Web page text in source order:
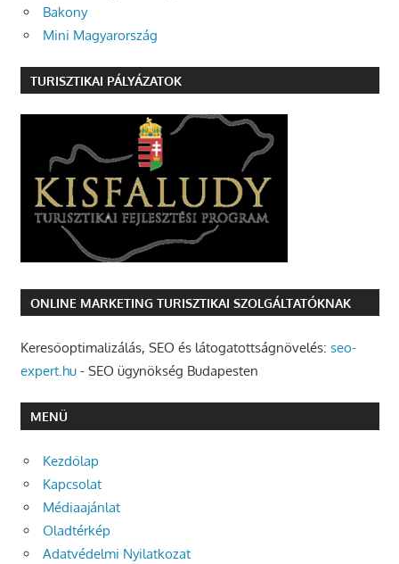
Bakony
Mini Magyarország
TURISZTIKAI PÁLYÁZATOK
ONLINE MARKETING TURISZTIKAI SZOLGÁLTATÓKNAK
Keresőoptimalizálás, SEO és látogatottságnövelés: seo-
expert.hu- SEO ügynökség Budapesten
MENÜ
Kezdőlap
Kapcsolat
Médiaajánlat
Oladtérkép
Adatvédelmi Nyilatkozat